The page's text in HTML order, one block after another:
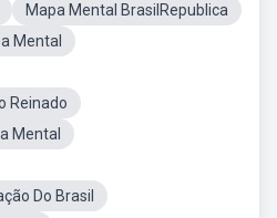
Mapa Mental BrasilRepublica
Mental
Reinado
Mental
Do Brasil